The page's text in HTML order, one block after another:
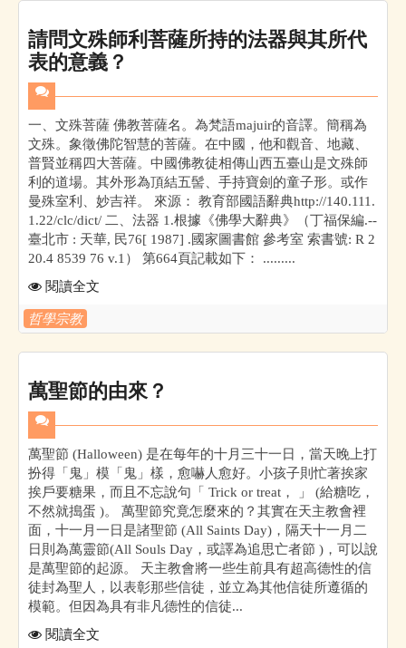
請問文殊師利菩薩所持的法器與其所代
表的意義？
一、文殊菩薩 佛教菩薩名。為梵語majuir的音譯。簡稱為
文殊。象徵佛陀智慧的菩薩。在中國，他和觀音、地藏、
普賢並稱四大菩薩。中國佛教徒相傳山西五臺山是文殊師
利的道場。其外形為頂結五髻、手持寶劍的童子形。或作
曼殊室利、妙吉祥。 來源： 教育部國語辭典http://140.111.
1.22/clc/dict/ 二、法器 1.根據《佛學大辭典》（丁福保編.--
臺北市 : 天華, 民76[ 1987] .國家圖書館 參考室 索書號: R 2
20.4 8539 76 v.1） 第664頁記載如下： .........
閱讀全文
哲學宗教
萬聖節的由來？
萬聖節 (Halloween) 是在每年的十月三十一日，當天晚上打
扮得「鬼」模「鬼」樣，愈嚇人愈好。小孩子則忙著挨家
挨戶要糖果，而且不忘說句「 Trick or treat， 」 (給糖吃，
不然就搗蛋 )。 萬聖節究竟怎麼來的？其實在天主教會裡
面，十一月一日是諸聖節 (All Saints Day)，隔天十一月二
日則為萬靈節(All Souls Day，或譯為追思亡者節 )，可以說
是萬聖節的起源。 天主教會將一些生前具有超高德性的信
徒封為聖人，以表彰那些信徒，並立為其他信徒所遵循的
模範。但因為具有非凡德性的信徒...
閱讀全文